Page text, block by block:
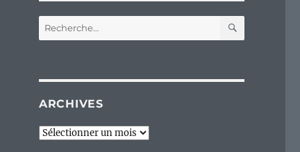
Recherche
pour :
ARCHIVES
Archives